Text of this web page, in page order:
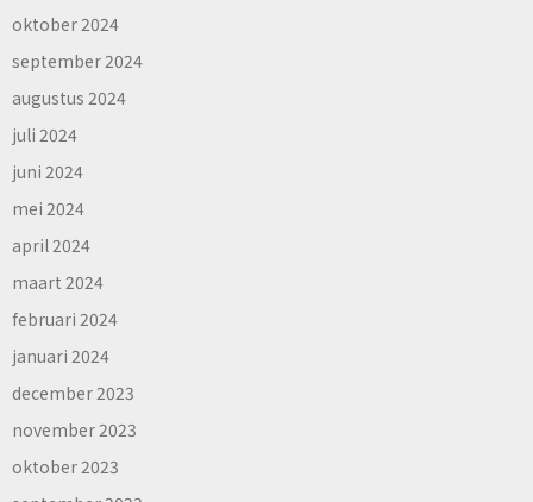
oktober 2024
september 2024
augustus 2024
juli 2024
juni 2024
mei 2024
april 2024
maart 2024
februari 2024
januari 2024
december 2023
november 2023
oktober 2023